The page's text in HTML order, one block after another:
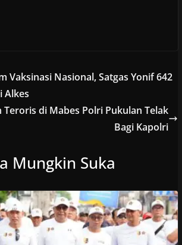
Vaksinasi Nasional, Satgas Yonif 642
Alkes
Teroris di Mabes Polri Pukulan Telak
Bagi Kapolri
Mungkin Suka